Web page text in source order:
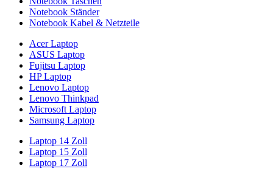
Notebook Ständer
Notebook Kabel & Netzteile
Acer Laptop
ASUS Laptop
Fujitsu Laptop
HP Laptop
Lenovo Laptop
Lenovo Thinkpad
Microsoft Laptop
Samsung Laptop
Laptop 14 Zoll
Laptop 15 Zoll
Laptop 17 Zoll